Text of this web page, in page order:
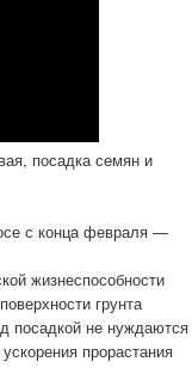
посадка семян и
с конца февраля —
жизнеспособности
грунта
посадкой не нуждаются
прорастания